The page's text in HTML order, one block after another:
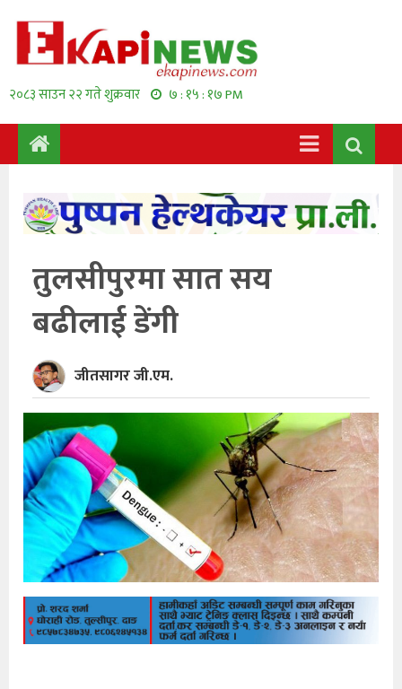
२०८३ साउन २२ गते शुक्रवार ७ : १५ : १८ PM
तुलसीपुरमा सात सय
बढीलाई डेंगी
जीतसागर जी.एम.